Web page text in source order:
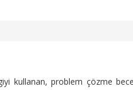
kullanan, problem çözme